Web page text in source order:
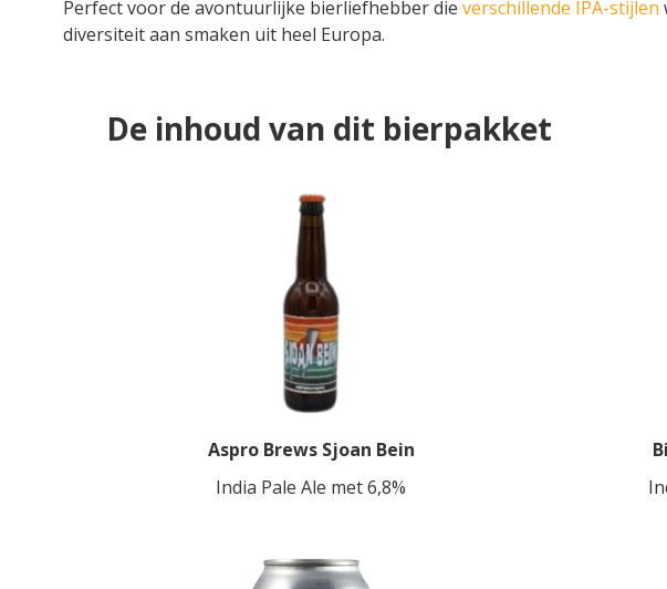
Perfect voor de avontuurlijke bierliefhebber die verschillende IPA-stijlen
diversiteit aan smaken uit heel Europa.
De inhoud van dit bierpakket
Aspro Brews Sjoan Bein
India Pale Ale met 6,8%